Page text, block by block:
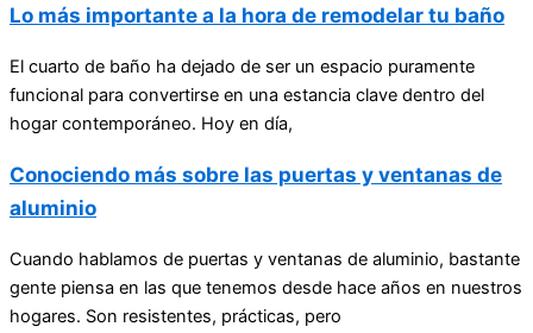
Lo más importante a la hora de remodelar tu baño
El cuarto de baño ha dejado de ser un espacio puramente
funcional para convertirse en una estancia clave dentro del
hogar contemporáneo. Hoy en día,
Conociendo más sobre las puertas y ventanas de
aluminio
Cuando hablamos de puertas y ventanas de aluminio, bastante
gente piensa en las que tenemos desde hace años en nuestros
hogares. Son resistentes, prácticas, pero